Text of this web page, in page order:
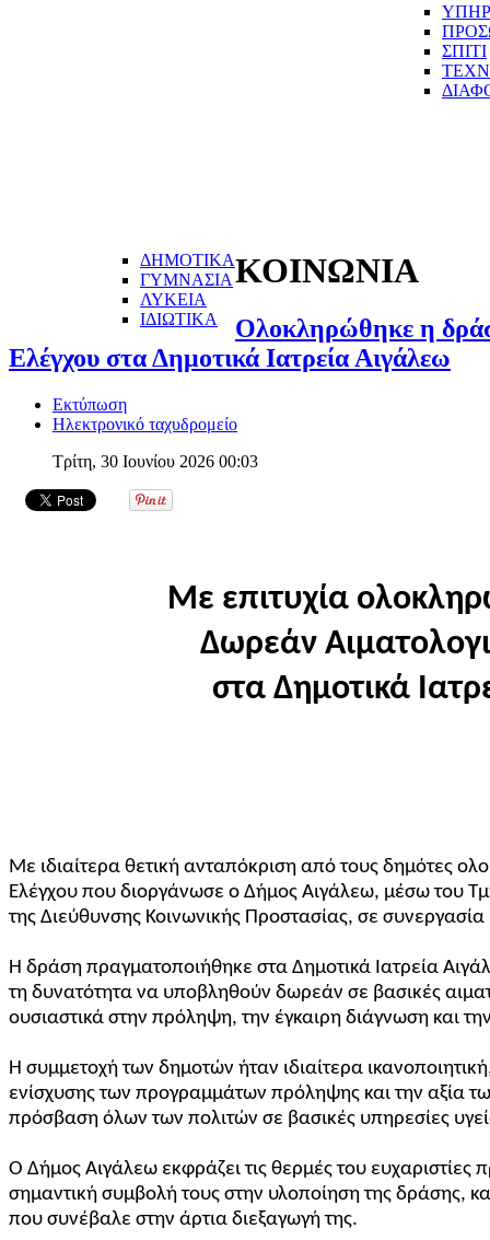
ΣΠΙΤΙ
ΔΗΜΟΤΙΚΑ
ΓΥΜΝΑΣΙΑ
ΛΥΚΕΙΑ
ΙΔΙΩΤΙΚΑ
ΚΟΙΝΩΝΙΑ
Ολοκληρώθηκε η
Ελέγχου στα Δημοτικά Ιατρεία Αιγάλεω
Εκτύπωση
Ηλεκτρονικό ταχυδρομείο
Τρίτη, 30 Ιουνίου 2026 00:03
Με επιτυχία
Δωρεάν
στα Δημοτικά
Με ιδιαίτερα θετική ανταπόκριση από τους δημότες
Ελέγχου που διοργάνωσε ο Δήμος Αιγάλεω, μέσω του
της Διεύθυνσης Κοινωνικής Προστασίας, σε
Η δράση πραγματοποιήθηκε στα Δημοτικά Ιατρεία
τη δυνατότητα να υποβληθούν δωρεάν σε βασικές
ουσιαστικά στην πρόληψη, την έγκαιρη διάγνωση και
Η συμμετοχή των δημοτών ήταν ιδιαίτερα
ενίσχυσης των προγραμμάτων πρόληψης και την αξία
πρόσβαση όλων των πολιτών σε βασικές υπηρεσίες
Ο Δήμος Αιγάλεω εκφράζει τις θερμές του ευχαριστίες
σημαντική συμβολή τους στην υλοποίηση της δράσης,
που συνέβαλε στην άρτια διεξαγωγή της.